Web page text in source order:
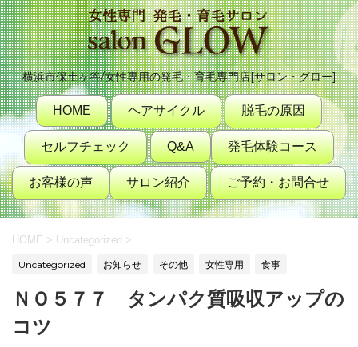
横浜市保土ヶ谷/女性専用の発毛・育毛専門店[サロン・グロー]
HOME ヘアサイクル 脱毛の原因
セルフチェック Q&A 発毛体験コース
お客様の声 サロン紹介 ご予約・お問合せ
HOME > Uncategorized >
Uncategorized お知らせ その他 女性専用 食事
ＮＯ５７７ タンパク質吸収アップの
コツ